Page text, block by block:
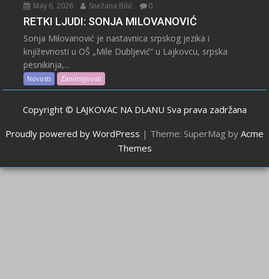
May 6, 2026 Snežana Bilić 0
RETKI LJUDI: SONJA MILOVANOVIĆ
Sonja Milovanović je nastavnica srpskog jezika i
književnosti u OŠ „Mile Dubljević“ u Lajkovcu, srpska
pesnikinja,...
Novosti Zanimljivosti
Copyright © LAJKOVAC NA DLANU Sva prava zadržana
Proudly powered by WordPress | Theme: SuperMag by Acme
Themes